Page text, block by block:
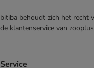
bitiba behoudt zich het recht
de klantenservice van
Service